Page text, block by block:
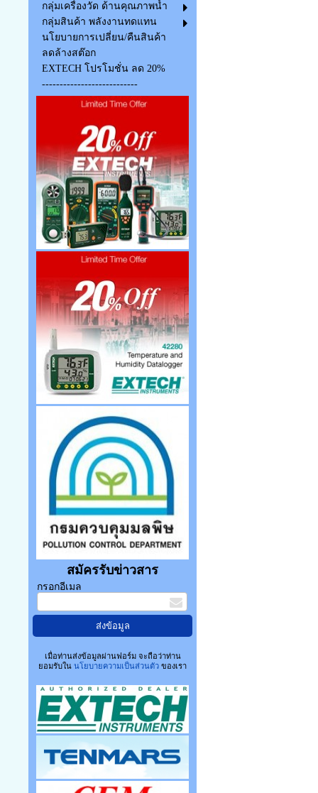
กลุ่มเครื่องวัด ด้านคุณภาพน้ำ
กลุ่มสินค้า พลังงานทดแทน
นโยบายการเปลี่ยน/คืนสินค้า
ลดล้างสต๊อก
EXTECH โปรโมชั่น ลด 20%
---------------------------
สมัครรับข่าวสาร
กรอกอีเมล
เมื่อท่านส่งข้อมูลผ่านฟอร์ม จะถือว่าท่าน
ยอมรับใน นโยบายความเป็นส่วนตัวของเรา